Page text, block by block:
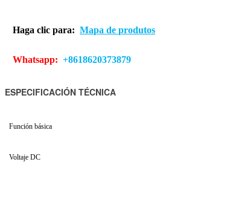
Haga clic para: Mapa de produtos
Whatsapp:+8618620373879
ESPECIFICACIÓN TÉCNICA
Función básica
Voltaje DC